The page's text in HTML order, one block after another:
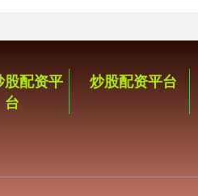
股配资平
台
炒股配资平台